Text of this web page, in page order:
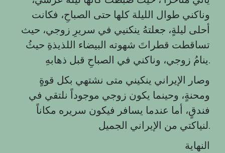
وناكني طوال الليلة كلها حتى الصباحِ، فكانت
أحلى ليلةٍ، جعلتهُ ينكنيي في سريرِ زوجي، حيث
تساقطت قطراتَ شهوته البيضاء اللذيذةِ حيثُ
ينامُ زوجي، وناكني في الصباحِ قبل ذهابهِ.
وصار الإيراني ينكيني متى نشتهي بكل قوةٍ
ومحنةٍ، وحينما يكون زوجي موجوداً نلتقي في
فندقٍ، أما عندما يسافر فيكون سريره مكاناً
لنياكتي من الإيراني الجميل.
النهاية